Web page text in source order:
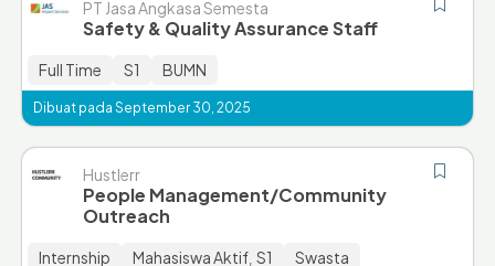
PT Jasa Angkasa Semesta
Safety & Quality Assurance Staff
Full Time S1 BUMN
Dibuat pada September 30, 2025
Hustlerr
People Management/Community
Outreach
Internship Mahasiswa Aktif S1 Swasta